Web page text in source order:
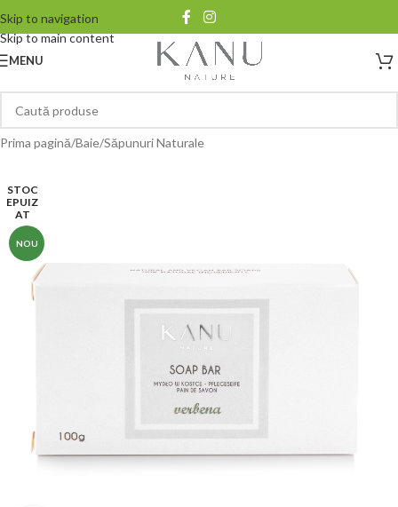
Skip to navigation
Skip to main content
MENU
Prima pagină/Baie/Săpunuri Naturale
STOC
EPUIZ
AT
NOU